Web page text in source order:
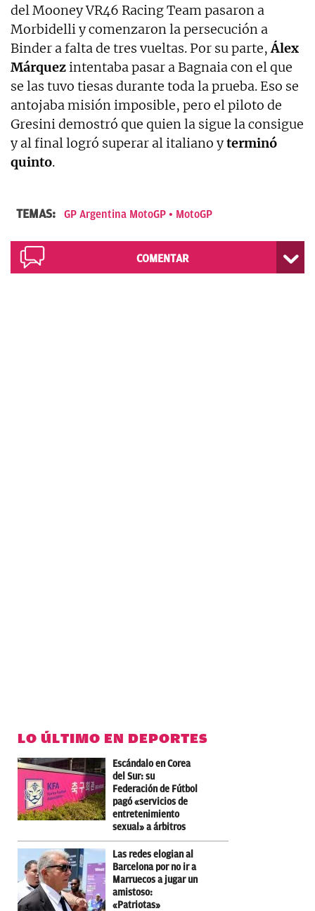
del Mooney VR46 Racing Team pasaron a
Morbidelli y comenzaron la persecución a
Binder a falta de tres vueltas. Por su parte,Álex
Márquezintentaba pasar a Bagnaia con el que
se las tuvo tiesas durante toda la prueba. Eso se
antojaba misión imposible, pero el piloto de
Gresini demostró que quien la sigue la consigue
y al final logró superar al italiano yterminó
quinto.
TEMAS: GP Argentina MotoGP MotoGP
COMENTAR
LO ÚLTIMO EN DEPORTES
Escándalo en Corea
del Sur: su
Federación de Fútbol
pagó «servicios de
entretenimiento
sexual» a árbitros
Las redes elogian al
Barcelona por no ir a
Marruecos a jugar un
amistoso:
«Patriotas»